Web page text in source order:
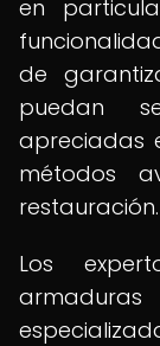
en
de
puedan
apreciadas
métodos
restauración.
Los